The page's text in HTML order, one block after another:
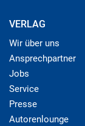
VERLAG
Wir über uns
Ansprechpartner
Jobs
Service
Presse
Autorenlounge